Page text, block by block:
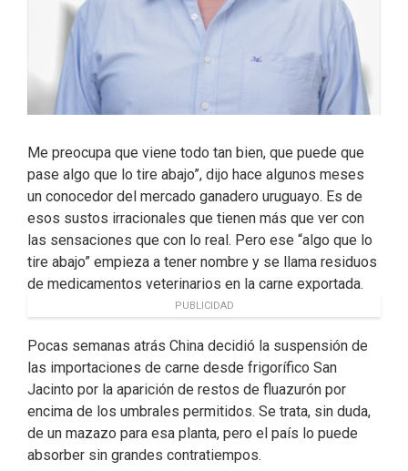
Me preocupa que viene todo tan bien, que puede que
pase algo que lo tire abajo”, dijo hace algunos meses
un conocedor del mercado ganadero uruguayo. Es de
esos sustos irracionales que tienen más que ver con
las sensaciones que con lo real. Pero ese “algo que lo
tire abajo” empieza a tener nombre y se llama residuos
de medicamentos veterinarios en la carne exportada.
PUBLICIDAD
Pocas semanas atrás China decidió la suspensión de
las importaciones de carne desde frigorífico San
Jacinto por la aparición de restos de fluazurón por
encima de los umbrales permitidos. Se trata, sin duda,
de un mazazo para esa planta, pero el país lo puede
absorber sin grandes contratiempos.